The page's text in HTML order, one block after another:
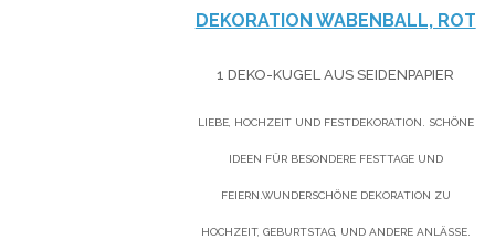
DEKORATION WABENBALL, ROT
1 DEKO-KUGEL AUS SEIDENPAPIER
LIEBE, HOCHZEIT UND FESTDEKORATION. SCHÖNE
IDEEN FÜR BESONDERE FESTTAGE UND
FEIERN.WUNDERSCHÖNE DEKORATION ZU
HOCHZEIT, GEBURTSTAG, UND ANDERE ANLÄSSE.